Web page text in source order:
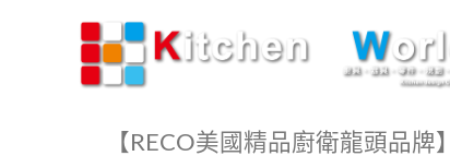
【RECO美國精品廚衛龍頭品牌】